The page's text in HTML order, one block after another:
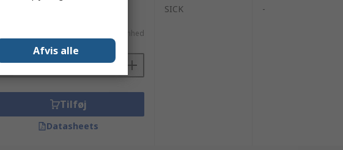
Kr. 28.293,78/enhed
Tilføj
Datasheets
SICK -
Afvis alle